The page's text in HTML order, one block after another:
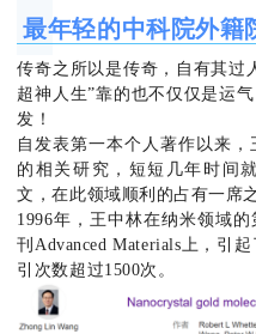
最年轻的中科院外籍
传奇之所以是传奇，自有其过
超神人生”靠的也不仅仅是运
发！
自发表第一本个人著作以来
的相关研究，短短几年时间
文，在此领域顺利的占有一席
1996年，王中林在纳米领域
刊Advanced Materials上，引
引次数超过1500次。